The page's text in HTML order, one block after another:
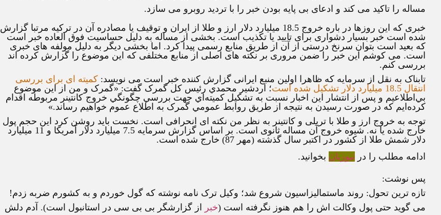
مساله را تاکید می کند و ادعای بی پایه بودن خبر را با تردید روبرو می سازد.
خبری که این روزها در باره خروج 18.5 میلیارد دلار ارز و طلا از ایران و توقیف یا مصادره آن در ترکیه مرتبا گزارش
شده است خبر بسیار دشواری برای تایید یا تکذیب است. بخشی از مساله به دلیل حساسیت فوق العاده خبر است
که بعید است بتوان سرنخ درستی از آن از طریق منابع رسمی پیدا کرد. اما بخشی دیگر به دلیل مولفه های خبری
است. می کوشم این خبر را ضمن مروری بر نکته های اصلی از منابع مختلفی که این موضوع را گزارش کرده اند
بررسی کنم.
تابناک به نقل از سرمایه که ظاهرا اولین منبع ایرانی گزارش کننده خبر است می نویسد: کمیته ای برای بررسی
انتقال 18.5 میلیارد دلار تشکیل شده است
؛ اردشير محمدي رئيس کل گمرک گفت: «گمرک و من از اين موضوع
بي‌اطلاعيم و پس از انتشار اين اخبار نسبت به تشکيل کميته‌اي جهت بررسي چگونگي خروج کانتينر مربوطه اقدام
کرده‌ايم که در صورت رسيدن به نتيجه از طريق روابط عمومي گمرک به اطلاع عموم خواهيم رساند.»
توجه به خروج ارز و طلا با تریلی و کانتینر به نظر من نکته ای انحرافی است. نخست باید روشن کرد این حجم پول
خارج شده یا نه. شیوه خروج آن مساله ثانوی است. بر اساس گزارش سرمایه 7.5 ميليارد دلار آمريکا و 11 ميليارد
دلار شمش طلا از کشور در اکتبر سال گذشته (مهر 87) خارج شده است.
ادامه مطلب را در نیوزبان بخوانید.
پس نوشت:
تازه ترین تحول: روند ماستمالیزاسیون شروع شد؛ وکیل ترک نامه نوشته که گول خوردم و به کشورم ضربه زدم!
می گوید حتی پول وکالت اش را هم هنوز نگرفته است (خبر از گزارشگر بی بی سی در استانبول است). آدم دلش